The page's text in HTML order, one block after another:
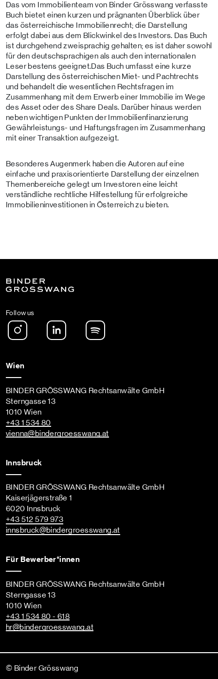
Das vom Immobilienteam von Binder Grösswang verfasste
Buch bietet einen kurzen und prägnanten Überblick über
das österreichische Immobilienrecht; die Darstellung
erfolgt dabei aus dem Blickwinkel des Investors. Das Buch
ist durchgehend zweisprachig gehalten; es ist daher sowohl
für den deutschsprachigen als auch den internationalen
Leser bestens geeignet.Das Buch umfasst eine kurze
Darstellung des österreichischen Miet- und Pachtrechts
und behandelt die wesentlichen Rechtsfragen im
Zusammenhang mit dem Erwerb einer Immobilie im Wege
des Asset oder des Share Deals. Darüber hinaus werden
neben wichtigen Punkten der Immobilienfinanzierung
Gewährleistungs- und Haftungsfragen im Zusammenhang
mit einer Transaktion aufgezeigt.
Besonderes Augenmerk haben die Autoren auf eine
einfache und praxisorientierte Darstellung der einzelnen
Themenbereiche gelegt um Investoren eine leicht
verständliche rechtliche Hilfestellung für erfolgreiche
Immobilieninvestitionen in Österreich zu bieten.
Follow us
Instagram LinkedIn
Wien
BINDER GRÖSSWANG Rechtsanwälte GmbH
Sterngasse 13
1010 Wien
+43 1 534 80
vienna@bindergroesswang.at
Innsbruck
BINDER GRÖSSWANG Rechtsanwälte GmbH
Kaiserjägerstraße 1
6020 Innsbruck
+43 512 579 973
innsbruck@bindergroesswang.at
Für Bewerber*innen
BINDER GRÖSSWANG Rechtsanwälte GmbH
Sterngasse 13
1010 Wien
+43 1 534 80 - 618
hr@bindergroesswang.at
© Binder Grösswang